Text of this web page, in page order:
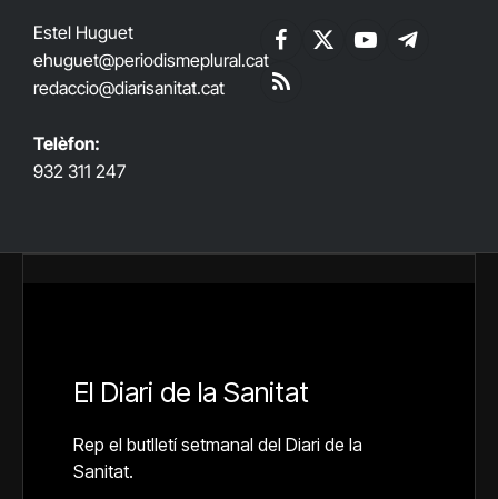
Estel Huguet
ehuguet@periodismeplural.cat
redaccio@diarisanitat.cat
Telèfon:
932 311 247
Facebook
X
YouTubeTelegram
RSS